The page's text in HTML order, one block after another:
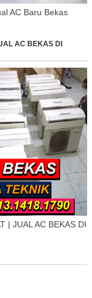
AC Baru Bekas
AC BEKAS DI
| JUAL AC BEKAS DI